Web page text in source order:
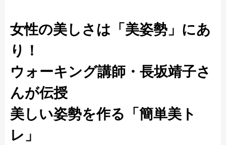
女性の美しさは「美姿勢」にあ
り！
ウォーキング講師・長坂靖子さ
んが伝授
美しい姿勢を作る「簡単美ト
レ」